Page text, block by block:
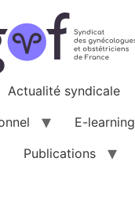
Actualité syndicale
E-learning
Publications